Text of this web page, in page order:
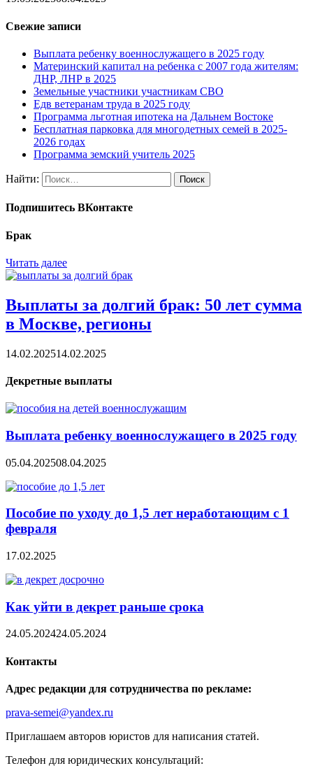
Свежие записи
Выплата ребенку военнослужащего в 2025 году
Материнский капитал на ребенка с 2007 года жителям:
ДНР, ЛНР в 2025
Земельные участники участникам СВО
Едв ветеранам труда в 2025 году
Программа льготная ипотека на Дальнем Востоке
Бесплатная парковка для многодетных семей в 2025-
2026 годах
Программа земский учитель 2025
Найти:
Подпишитесь ВКонтакте
Брак
Читать далее
Выплаты за долгий брак: 50 лет сумма
в Москве, регионы
14.02.202514.02.2025
Декретные выплаты
Выплата ребенку военнослужащего в 2025 году
05.04.202508.04.2025
Пособие по уходу до 1,5 лет неработающим с 1
февраля
17.02.2025
Как уйти в декрет раньше срока
24.05.202424.05.2024
Контакты
Адрес редакции для сотрудничества по рекламе:
prava-semei@yandex.ru
Приглашаем авторов юристов для написания статей.
Телефон для юридических консультаций: